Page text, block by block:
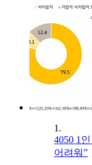
1.
4050 1
어려워”